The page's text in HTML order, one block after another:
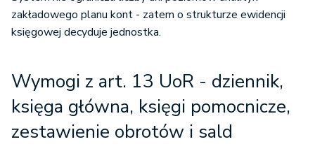
zakładowego planu kont - zatem o strukturze ewidencji
księgowej decyduje jednostka.
Wymogi z art. 13 UoR - dziennik,
księga główna, księgi pomocnicze,
zestawienie obrotów i sald